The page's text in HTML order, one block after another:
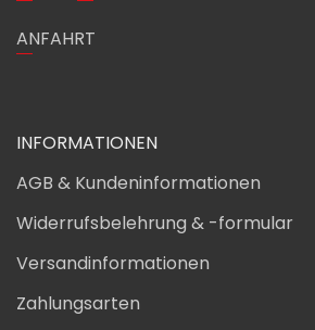
ANFAHRT
INFORMATIONEN
AGB & Kundeninformationen
Widerrufsbelehrung & -formular
Versandinformationen
Zahlungsarten